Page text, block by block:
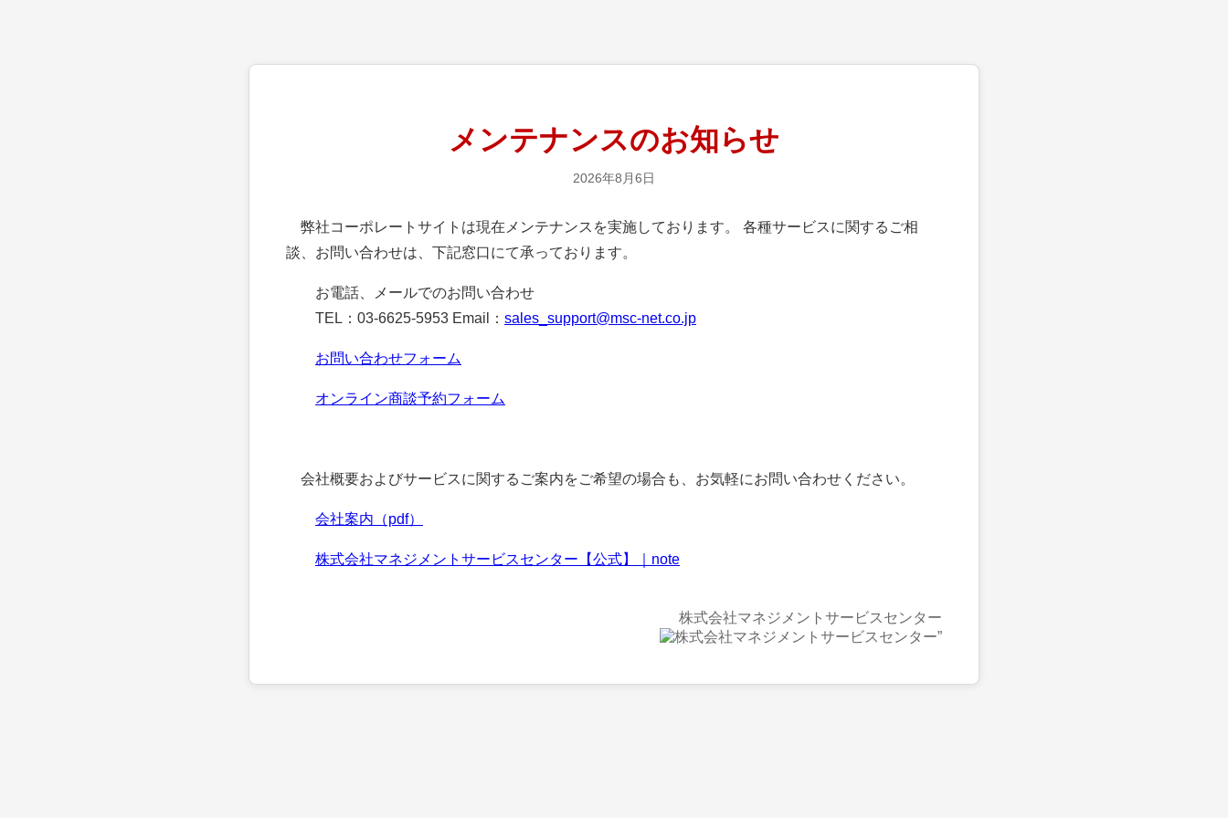
メンテナンスのお知らせ
2026年8月6日
弊社コーポレートサイトは現在メンテナンスを実施しております。 各種サービスに関するご相
談、お問い合わせは、下記窓口にて承っております。
お電話、メールでのお問い合わせ
TEL：03-6625-5953 Email： sales_support@msc-net.co.jp
お問い合わせフォーム
オンライン商談予約フォーム
会社概要およびサービスに関するご案内をご希望の場合も、お気軽にお問い合わせください。
会社案内（pdf）
株式会社マネジメントサービスセンター【公式】｜note
株式会社マネジメントサービスセンター